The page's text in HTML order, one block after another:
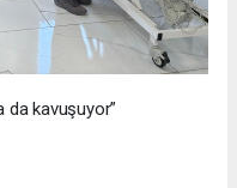
da kavuşuyor”